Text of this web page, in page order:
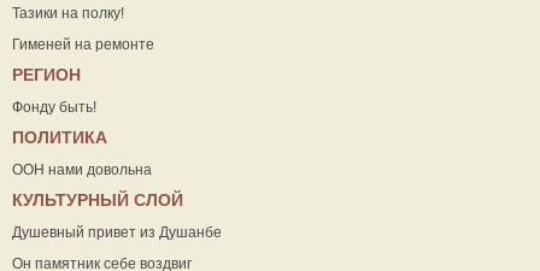
Тазики на полку!
Гименей на ремонте
РЕГИОН
Фонду быть!
ПОЛИТИКА
ООН нами довольна
КУЛЬТУРНЫЙ СЛОЙ
Душевный привет из Душанбе
Он памятник себе воздвиг